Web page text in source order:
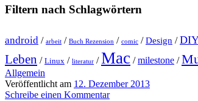
Filtern nach Schlagwörtern
android / arbeit / Buch Rezension / comic /Design /
Leben / Linux / literatur /Mac /milestone /
Allgemein
Veröffentlicht am 12. Dezember 2013
Schreibe einen Kommentar